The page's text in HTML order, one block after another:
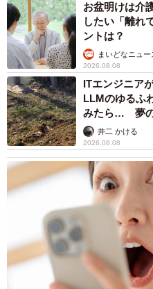
お盆明けは介
したい「離れ
ントは？
まいどなニュ
2026.08.08
ITエンジニア
LLMのゆるふ
みたら… 夢の
るか井二 かける
2026.08.08